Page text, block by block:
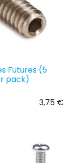
Futures (5
pack)
3,75 €